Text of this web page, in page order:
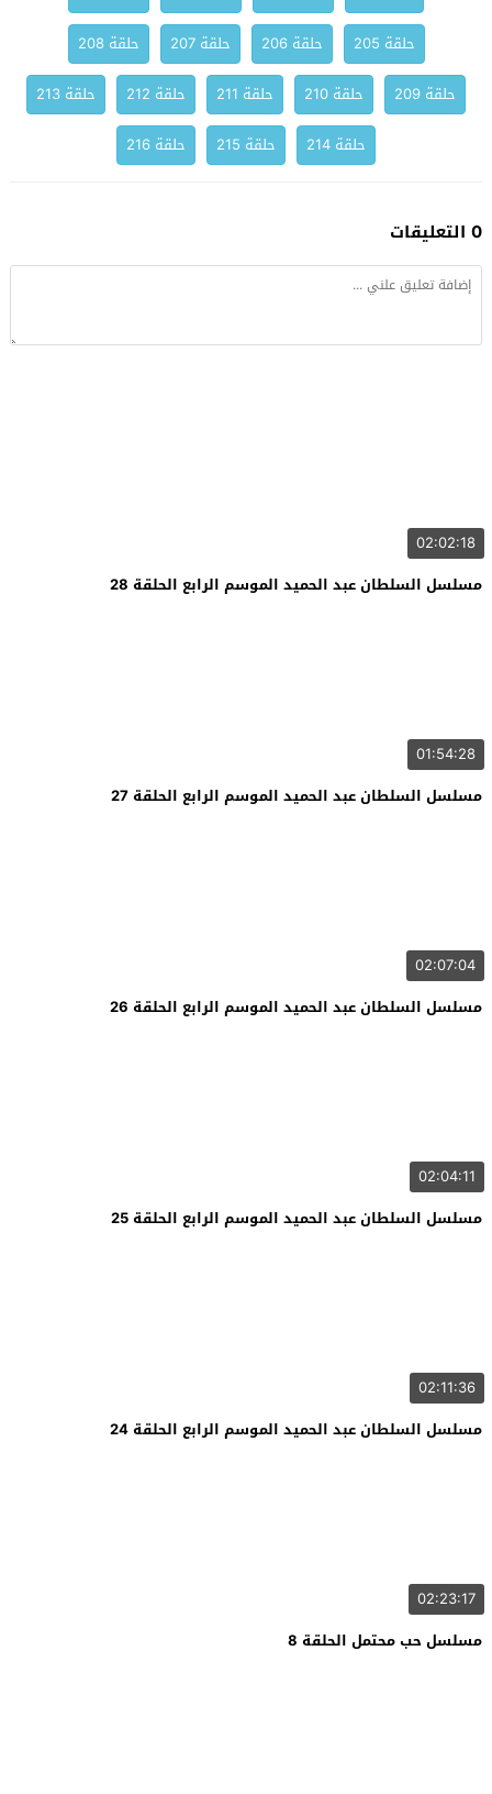
حلقة 205
حلقة 206 حلقة 207
حلقة 208
حلقة 209
حلقة 210 حلقة 211 حلقة 212
حلقة 213
حلقة 214
حلقة 215 حلقة 216
0 التعليقات
02:02:18
مسلسل السلطان عبد الحميد الموسم الرابع الحلقة 28
01:54:28
مسلسل السلطان عبد الحميد الموسم الرابع الحلقة 27
02:07:04
مسلسل السلطان عبد الحميد الموسم الرابع الحلقة 26
02:04:11
مسلسل السلطان عبد الحميد الموسم الرابع الحلقة 25
02:11:36
مسلسل السلطان عبد الحميد الموسم الرابع الحلقة 24
02:23:17
مسلسل حب محتمل الحلقة 8